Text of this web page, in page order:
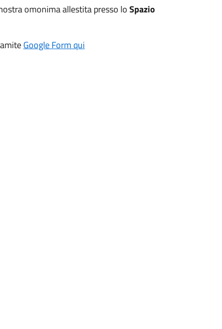
omonima allestita presso loSpazio
Google Form qui